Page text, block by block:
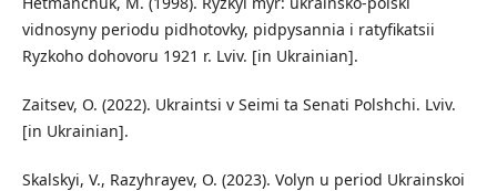
vidnosyny periodu pidhotovky, pidpysannia i ratyfikatsii
Ryzkoho dohovoru 1921 r. Lviv. [in Ukrainian].
Zaitsev, O. (2022). Ukraintsi v Seimi ta Senati Polshchi. Lviv.
[in Ukrainian].
Skalskyi, V., Razyhrayev, O. (2023). Volyn u period Ukrainskoi